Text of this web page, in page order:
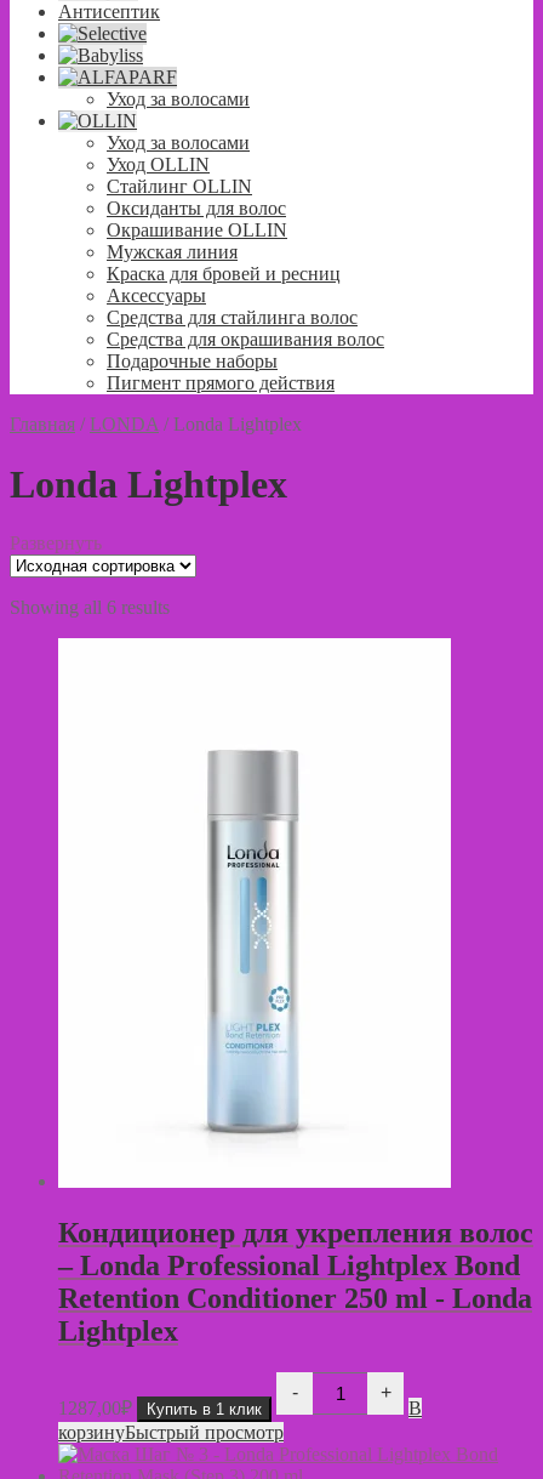
Антисептик
Уход за волосами
Уход за волосами
Уход OLLIN
Стайлинг OLLIN
Оксиданты для волос
Окрашивание OLLIN
Мужская линия
Краска для бровей и ресниц
Аксессуары
Средства для стайлинга волос
Средства для окрашивания волос
Подарочные наборы
Пигмент прямого действия
Главная / LONDA / Londa Lightplex
Londa Lightplex
Развернуть
Showing all 6 results
Кондиционер для укрепления волос
– Londa Professional Lightplex Bond
Retention Conditioner 250 ml - Londa
Lightplex
1287,00₽ Купить в 1 клик
-
Количество
товара
Кондиционер
укрепления
+
В
корзинуБыстрый просмотр